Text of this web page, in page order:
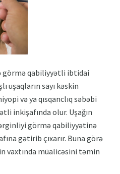
görmə qabiliyyətli ibtidai
uşaqların sayı kəskin
və ya qısqanclıq səbəbi
inkişafında olur. Uşağın
görmə qabiliyyətinə
gətirib çıxarır. Buna görə
vaxtında müalicəsini təmin